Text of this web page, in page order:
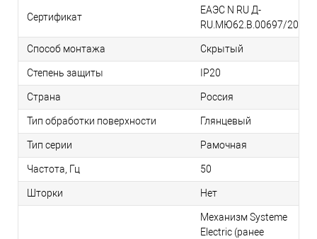
Сертификат
ЕАЭС N RU Д-
RU.МЮ62.В.00697/20
Способ монтажа Скрытый
Степень защиты IP20
Страна Россия
Тип обработки поверхности Глянцевый
Тип серии Рамочная
Частота, Гц 50
Шторки Нет
Механизм Systeme
Electric (ранее